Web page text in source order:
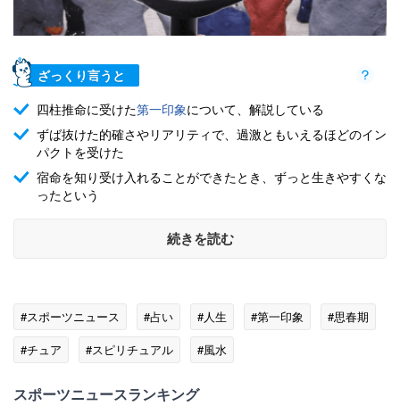
ざっくり言うと
四柱推命に受けた第一印象について、解説している
ずば抜けた的確さやリアリティで、過激ともいえるほどのイン
パクトを受けた
宿命を知り受け入れることができたとき、ずっと生きやすくな
ったという
続きを読む
#スポーツニュース #占い #人生 #第一印象
#思春期
#チュア
#スピリチュアル #風水
スポーツニュースランキング